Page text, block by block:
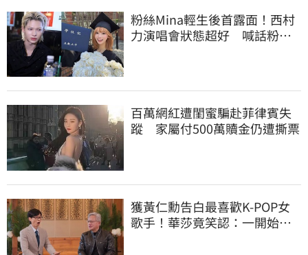
粉絲Mina輕生後首露面！西村
力演唱會狀態超好 喊話粉
百萬網紅遭閨蜜騙赴菲律賓失
蹤 家屬付500萬贖金仍遭撕票
獲黃仁勳告白最喜歡K-POP女
歌手！華莎竟笑認：一開始不